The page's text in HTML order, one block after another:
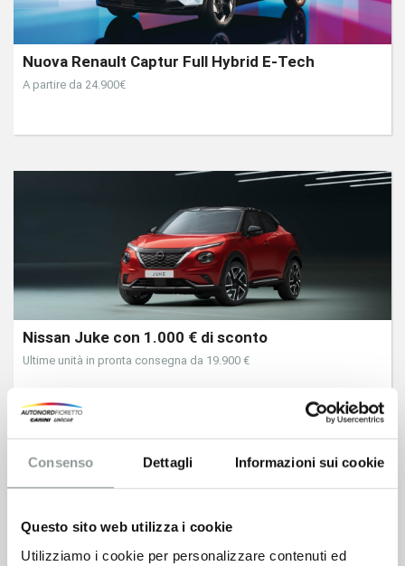
Consenso Dettagli Informazioni sui cookie
Questo sito web utilizza i cookie
Utilizziamo i cookie per personalizzare contenuti ed
Nuova Renault Captur Full Hybrid E-Tech
A partire da 24.900€
Nissan Juke con 1.000 € di sconto
Ultime unità in pronta consegna da 19.900 €